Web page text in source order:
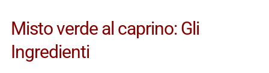
Misto verde al caprino: Gli
Ingredienti